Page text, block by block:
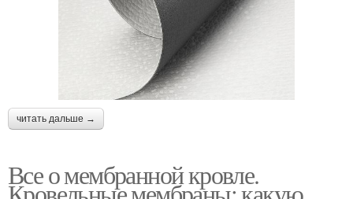
читать дальше →
Все о мембранной кровле.